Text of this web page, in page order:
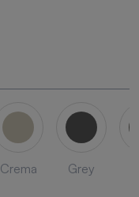
Crema Grey